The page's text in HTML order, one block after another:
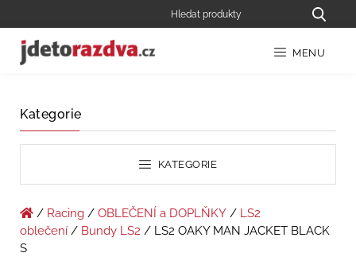
MENU
Kategorie
KATEGORIE
/ Racing / OBLEČENÍ a DOPLŇKY / LS2
oblečení / Bundy LS2 / LS2 OAKY MAN JACKET BLACK
S